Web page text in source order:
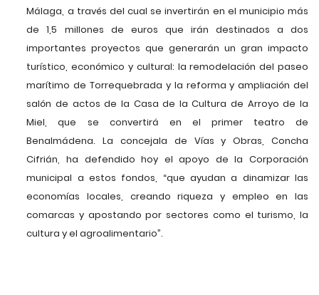
Málaga, a través del cual se invertirán en el municipio más
de 1,5 millones de euros que irán destinados a dos
importantes proyectos que generarán un gran impacto
turístico, económico y cultural: la remodelación del paseo
marítimo de Torrequebrada y la reforma y ampliación del
salón de actos de la Casa de la Cultura de Arroyo de la
Miel, que se convertirá en el primer teatro de
Benalmádena. La concejala de Vías y Obras, Concha
Cifrián, ha defendido hoy el apoyo de la Corporación
municipal a estos fondos, “que ayudan a dinamizar las
economías locales, creando riqueza y empleo en las
comarcas y apostando por sectores como el turismo, la
cultura y el agroalimentario”.